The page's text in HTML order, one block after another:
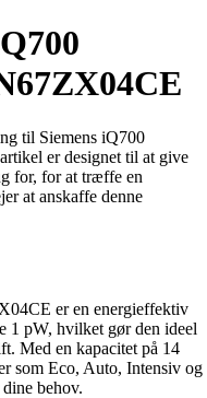
til Siemens iQ700
er designet til at give
for, for at træffe en
at anskaffe denne
er en energieffektiv
1 pW, hvilket gør den ideel
Med en kapacitet på 14
som Eco, Auto, Intensiv og
behov.